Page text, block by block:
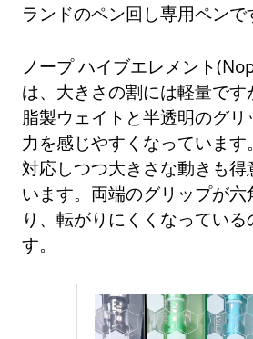
ランドのペン回し専用ペンで
ノープ ハイブエレメント
は、大きさの割には軽量で
脂製ウェイトと半透明のグ
力を感じやすくなっています
対応しつつ大きさな動きも得
います。両端のグリップが
り、転がりにくくなってい
す。